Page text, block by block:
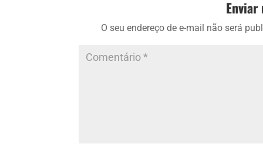
O seu endereço de e-mail não será